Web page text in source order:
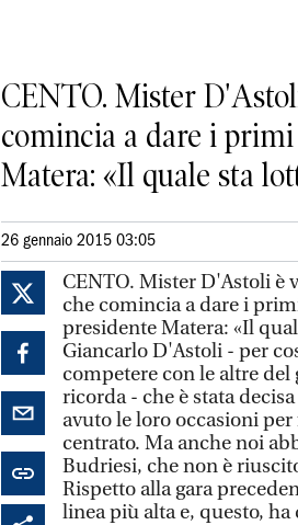
CENTO. Mister
comincia a dare i
Matera: «Il quale sta
26 gennaio 2015 03:05
CENTO. Mister D'Astoli è
che comincia a dare i
presidente Matera: «Il
Giancarlo D'Astoli - per
competere con le altre del
ricorda - che è stata
avuto le loro occasioni
centrato. Ma anche noi
Budriesi, che non è
Rispetto alla gara
linea più alta e, questo,